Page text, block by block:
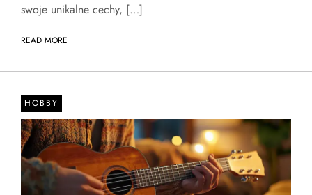
swoje unikalne cechy, […]
READ MORE
HOBBY